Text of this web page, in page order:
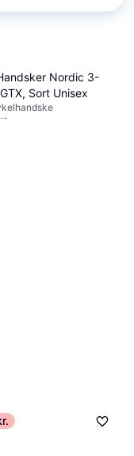
Nordic 3-
Sort Unisex